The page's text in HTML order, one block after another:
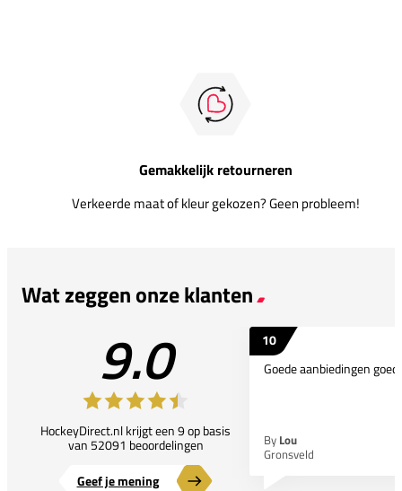
Gemakkelijk retourneren
Verkeerde maat of kleur gekozen? Geen probleem!
Wat zeggen onze klanten
9.0
HockeyDirect.nl krijgt een 9 op basis
van 52091 beoordelingen
Geef je mening
10
Goede aanbiedingen
By Lou
Gronsveld